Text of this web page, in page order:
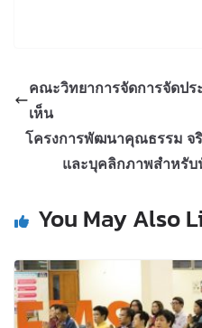
คณะวิทยาการจัดการจัดป
เห็น
โครงการพัฒนาคุณธรรม จ
และบุคลิกภาพสำหรับ
You May Also